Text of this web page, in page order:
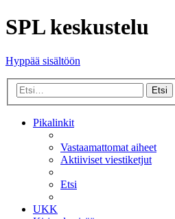
SPL keskustelu
Hyppää sisältöön
Etsi
Pikalinkit
Vastaamattomat aiheet
Aktiiviset viestiketjut
Etsi
UKK